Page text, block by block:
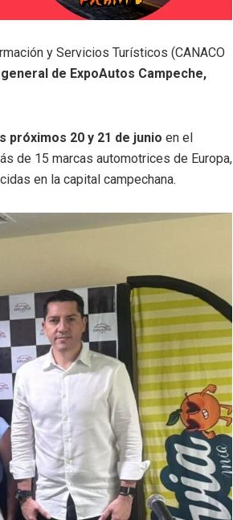
y Servicios Turísticos (CANACO
de ExpoAutos Campeche,
próximos 20 y 21 de junio en el
de 15 marcas automotrices de Europa,
en la capital campechana.